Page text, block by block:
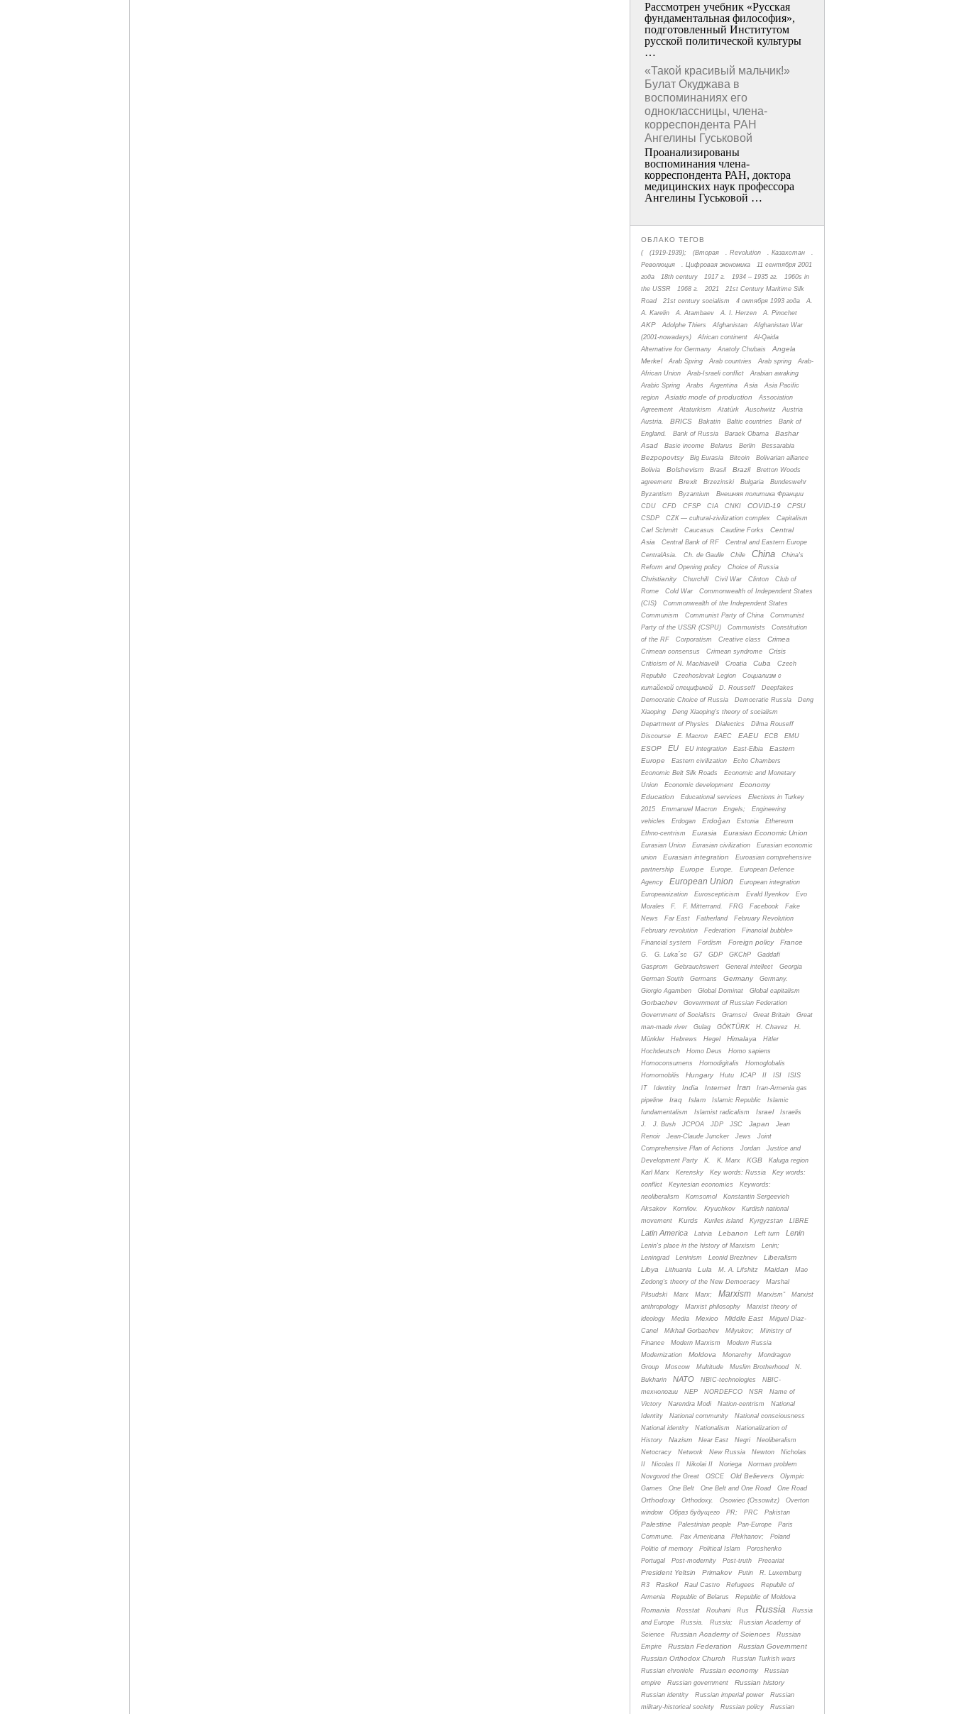
Рассмотрен учебник «Русская
фундаментальная философия»,
подготовленный Институтом
русской политической культуры
…
«Такой красивый мальчик!»
Булат Окуджава в
воспоминаниях его
одноклассницы, члена-
корреспондента РАН
Ангелины Гуськовой
Проанализированы
воспоминания члена­
корреспондента РАН, доктора
медицинских наук профессора
Ангелины Гуськовой …
ОБЛАКО ТЕГОВ
( (1919-1939); (Вторая . Revolution . Казахстан
.
Революция
. Цифровая экономика
11 сентября 2001
года
18th century 1917 г. 1934 – 1935 гг.
1960s in
the USSR
1968 г. 2021
21st Century Maritime Silk
Road
21st century socialism 4 октября 1993 года
A.
A. Karelin
A. Atambaev A. I. Herzen A. Pinochet
AKP Adolphe Thiers Afghanistan
Afghanistan War
(2001-nowadays)
African continent
Al-Qaida
Alternative for Germany
Anatoly Chubais
Angela
Merkel
Arab Spring Arab countries Arab spring
Arab-
African Union
Arab-Israeli conflict
Arabian awaking
Arabic Spring
Arabs Argentina Asia
Asia Pacific
region
Asiatic mode of production
Association
Agreement
Ataturkism Atatürk Auschwitz
Austria
Austria.
BRICS Bakatin Baltic countries
Bank of
England.
Bank of Russia Barack Obama
Bashar
Asad
Basic income Belarus Berlin Bessarabia
Bezpopovtsy Big Eurasia Bitcoin
Bolivarian alliance
Bolivia
Bolshevism Brasil Brazil
Bretton Woods
agreement
Brexit Brzezinski Bulgaria
Bundeswehr
Byzantism
Byzantium
Bнешняя политика Франции
CDU
CFD CFSP CIA CNKI COVID-19
CPSU
CSDP
CZК — cultural-zivilization complex
Capitalism
Carl Schmitt
Caucasus Caudine Forks
Central
Asia
Central Bank of RF
Central and Eastern Europe
CentralAsia.
Ch. de Gaulle Chile China
China's
Reform and Opening policy
Choice of Russia
Christianity Churchill Civil War Clinton
Club of
Rome
Cold War
Commonwealth of Independent States
(CIS)
Commonwealth of the Independent States
Communism
Communist Party of China
Communist
Party of the USSR (CSPU)
Communists
Constitution
of the RF
Corporatism Creative class Crimea
Crimean consensus Crimean syndrome Crisis
Criticism of N. Machiavelli Croatia Cuba
Czech
Republic
Czechoslovak Legion
Cоциализм с
китайской спецификой
D. Rousseff
Deepfakes
Democratic Choice of Russia
Democratic Russia
Deng
Xiaoping
Deng Xiaoping's theory of socialism
Department of Physics
Dialectics
Dilma Rouseff
Discourse
E. Macron EAEC EAEU ECB EMU
ESOP EU EU integration East-Elbia
Eastern
Europe
Eastern civilization
Echo Chambers
Economic Belt Silk Roads
Economic and Monetary
Union
Economic development
Economy
Education
Educational services
Elections in Turkey
2015
Emmanuel Macron Engels;
Engineering
vehicles
Erdogan Erdoğan Estonia
Ethereum
Ethno-centrism
Eurasia Eurasian Economic Union
Eurasian Union Eurasian civilization
Eurasian economic
union
Eurasian integration
Euroasian comprehensive
partnership
Europe Europe.
European Defence
Agency
European Union
European integration
Europeanization
Euroscepticism Evald Ilyenkov
Evo
Morales
F. F. Mitterrand. FRG Facebook
Fake
News
Far East Fatherland
February Revolution
February revolution
Federation
Financial bubble»
Financial system
Fordism Foreign policy France
G. G. Luka´sc G7 GDP GKChP
Gaddafi
Gasprom
Gebrauchswert General intellect
Georgia
German South
Germans Germany
Germany.
Giorgio Agamben
Global Dominat Global capitalism
Gorbachev
Government of Russian Federation
Government of Socialists
Gramsci Great Britain
Great
man-made river
Gulag GÖKTÜRK H. Chavez
H.
Münkler
Hebrews Hegel Himalaya
Hitler
Hochdeutsch
Homo Deus
Homo sapiens
Homoconsumens
Homodigitalis
Homoglobalis
Homomobilis
Hungary Hutu ICAP II ISI
ISIS
IT
Identity India Internet Iran
Iran-Armenia gas
pipeline
Iraq Islam Islamic Republic
Islamic
fundamentalism
Islamist radicalism Israel
Israelis
J.
J. Bush JCPOA JDP JSC Japan
Jean
Renoir
Jean-Claude Juncker Jews
Joint
Comprehensive Plan of Actions
Jordan
Justice and
Development Party
K. K. Marx KGB
Kaluga region
Karl Marx
Kerensky Key words: Russia
Key words:
conflict
Keynesian economics
Keywords:
neoliberalism
Komsomol
Konstantin Sergeevich
Aksakov
Kornilov. Kryuchkov
Kurdish national
movement
Kurds Kuriles island Kyrgyzstan LIBRE
Latin America Latvia Lebanon Left turn Lenin
Lenin's place in the history of Marxism
Lenin;
Leningrad
Leninism Leonid Brezhnev
Liberalism
Libya
Lithuania Lula M. A. Lifshitz Maidan
Mao
Zedong's theory of the New Democracy
Marshal
Pilsudski
Marx Marx; Marxism Marxism”
Marxist
anthropology
Marxist philosophy
Marxist theory of
ideology
Media Mexico Middle East
Miguel Diaz-
Canel
Mikhail Gorbachev Milyukov;
Ministry of
Finance
Modern Marxism
Modern Russia
Modernization
Moldova Monarchy
Mondragon
Group
Moscow Multitude Muslim Brotherhood
N.
Bukharin
NATO NBIC-technologies
NBIC-
технологии
NEP NORDEFCO NSR
Name of
Victory
Narendra Modi Nation-centrism
National
Identity
National community
National consciousness
National identity
Nationalism
Nationalization of
History
Nazism Near East Negri
Neoliberalism
Netocracy
Network New Russia Newton
Nicholas
II
Nicolas II Nikolai II Noriega
Norman problem
Novgorod the Great
OSCE Old Believers
Olympic
Games
One Belt One Belt and One Road One Road
Orthodoxy Orthodoxy. Osowiec (Ossowitz)
Overton
window
Oбраз будущего PR; PRC Pakistan
Palestine Palestinian people Pan-Europe
Paris
Commune.
Pax Americana Plekhanov;
Poland
Politic of memory
Political Islam
Poroshenko
Portugal
Post-modernity Post-truth Precariat
President Yeltsin Primakov Putin
R. Luxemburg
R3
Raskol Raul Castro Refugees
Republic of
Armenia
Republic of Belarus Republic of Moldova
Romania Rosstat Rouhani Rus Russia
Russia
and Europe
Russia. Russia;
Russian Academy of
Science
Russian Academy of Sciences
Russian
Empire
Russian Federation
Russian Government
Russian Orthodox Church
Russian Turkish wars
Russian chronicle
Russian economy
Russian
empire
Russian government Russian history
Russian identity Russian imperial power
Russian
military-historical society
Russian policy Russian